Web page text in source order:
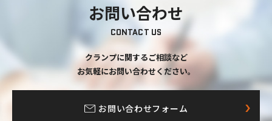
お問い合わせ
CONTACT US
クランプに関するご相談など
お気軽にお問い合わせください。
お問い合わせフォーム